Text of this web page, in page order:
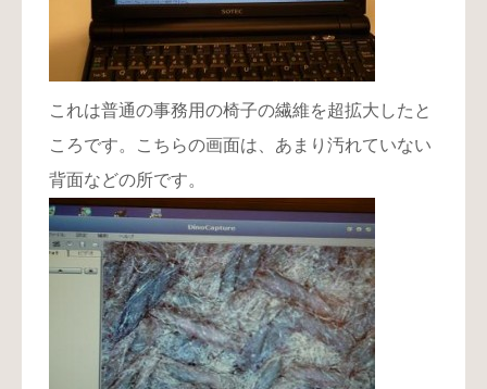
これは普通の事務用の椅子の繊維を超拡大したと
ころです。こちらの画面は、あまり汚れていない
背面などの所です。